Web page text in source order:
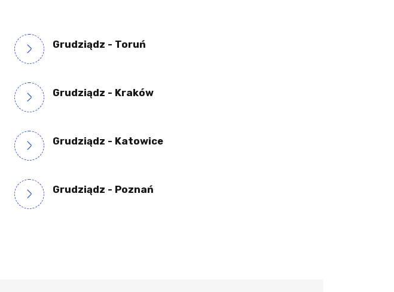
Grudziądz - Toruń
Grudziądz - Kraków
Grudziądz - Katowice
Grudziądz - Poznań